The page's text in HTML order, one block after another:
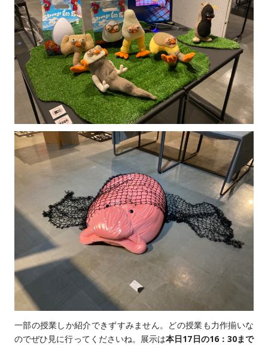
一部の授業しか紹介できずすみません。どの授業も力作揃いな
のでぜひ見に行ってくださいね。展示は本日17日の16：30まで